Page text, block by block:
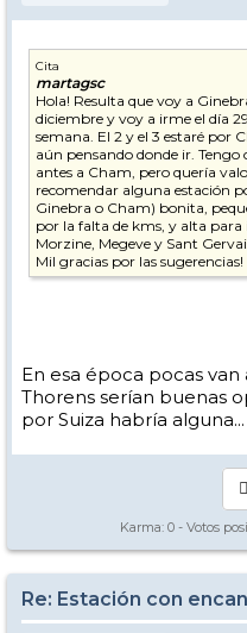
Cita
martagsc
Hola! Resulta que voy a
diciembre y voy a irme el día
semana. El 2 y el 3 estaré por
aún pensando donde ir.
antes a Cham, pero quería
recomendar alguna estación
Ginebra o Cham) bonita,
por la falta de kms, y alta
Morzine, Megeve y Sant
Mil gracias por las sugerencias!
En esa época pocas van
Thorens serían buenas
por Suiza habría alguna...
Karma: 0 - Votos
Re: Estación con